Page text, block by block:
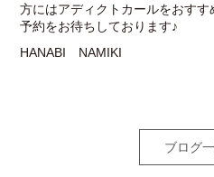
方にはアディクトカールをおす
予約をお待ちしております♪
HANABI NAMIKI
ブログ